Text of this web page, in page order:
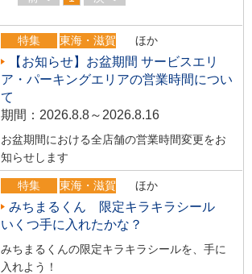
特集 東海・滋賀 ほか
【お知らせ】お盆期間 サービスエリ
ア・パーキングエリアの営業時間につい
て
期間：2026.8.8～2026.8.16
お盆期間における全店舗の営業時間変更をお
知らせします
特集 東海・滋賀 ほか
みちまるくん 限定キラキラシール
いくつ手に入れたかな？
みちまるくんの限定キラキラシールを、手に
入れよう！